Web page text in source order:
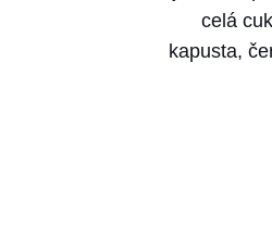
celá
kapusta,